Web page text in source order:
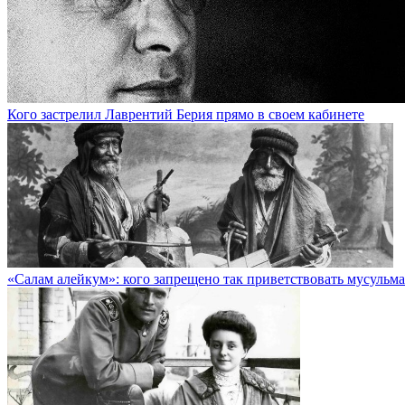
Кого застрелил Лаврентий Берия прямо в своем кабинете
«Салам алейкум»: кого запрещено так приветствовать